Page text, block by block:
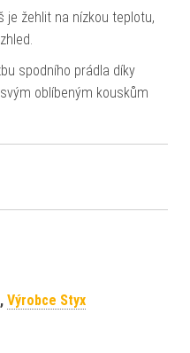
je žehlit na nízkou teplotu,
spodního prádla díky
oblíbeným kouskům
, Výrobce Styx